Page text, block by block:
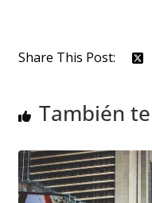
Share This Post:
También